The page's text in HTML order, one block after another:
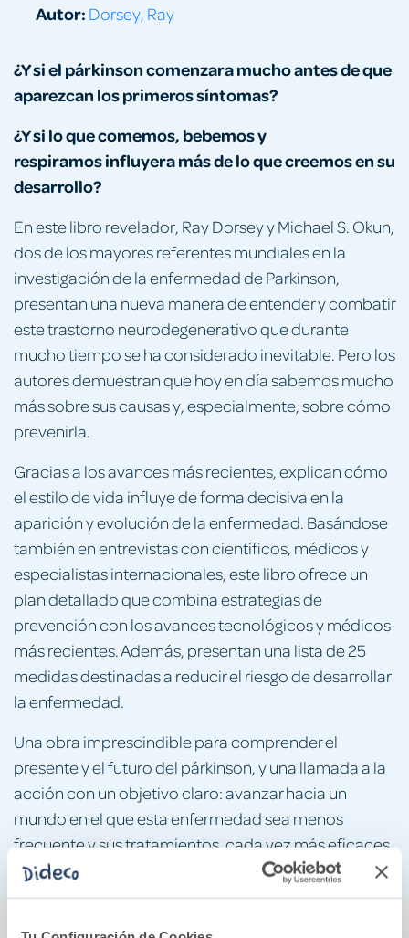
¿Y si el párkinson comenzara mucho antes de que
aparezcan los primeros síntomas?
¿Y si lo que comemos, bebemos y
respiramos influyera más de lo que creemos en su
desarrollo?
En este libro revelador, Ray Dorsey y Michael S. Okun,
dos de los mayores referentes mundiales en la
investigación de la enfermedad de Parkinson,
presentan una nueva manera de entender y combatir
este trastorno neurodegenerativo que durante
mucho tiempo se ha considerado inevitable. Pero los
autores demuestran que hoy en día sabemos mucho
más sobre sus causas y, especialmente, sobre cómo
prevenirla.
Gracias a los avances más recientes, explican cómo
el estilo de vida influye de forma decisiva en la
aparición y evolución de la enfermedad. Basándose
también en entrevistas con científicos, médicos y
especialistas internacionales, este libro ofrece un
plan detallado que combina estrategias de
prevención con los avances tecnológicos y médicos
más recientes. Además, presentan una lista de 25
medidas destinadas a reducir el riesgo de desarrollar
la enfermedad.
Una obra imprescindible para comprender el
presente y el futuro del párkinson, y una llamada a la
acción con un objetivo claro: avanzar hacia un
mundo en el que esta enfermedad sea menos
frecuente y sus tratamientos, cada vez más eficaces.
Autor: Dorsey, Ray
También podría gustarte...